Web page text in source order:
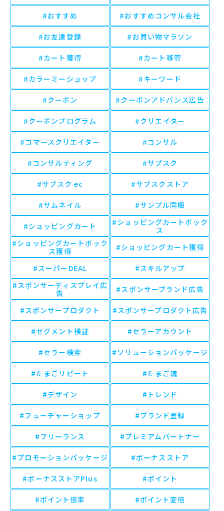
#おすすめ #おすすめコンサル会社
#お友達登録 #お買い物マラソン
#カート獲得 #カート移管
#カラーミーショップ #キーワード
#クーポン #クーポンアドバンス広告
#クーポンプログラム #クリエイター
#コマースクリエイター #コンサル
#コンサルティング #サブスク
#サブスク ec #サブスクストア
#サムネイル #サンプル同梱
#ショッピングカート
#ショッピングカートボック
ス
#ショッピングカートボック
ス獲得
#ショッピングカート獲得
#スーパーDEAL
#スキルアップ
#スポンサーディスプレイ広
告
#スポンサーブランド広告
#スポンサープロダクト #スポンサープロダクト広告
#セグメント検証 #セラーアカウント
#セラー検索 #ソリューションパッケージ
#たまごリピート #たまご魂
#デザイン #トレンド
#フューチャーショップ #ブランド登録
#フリーランス #プレミアムパートナー
#プロモーションパッケージ #ボーナスストア
#ボーナスストアPlus #ポイント
#ポイント倍率 #ポイント変倍